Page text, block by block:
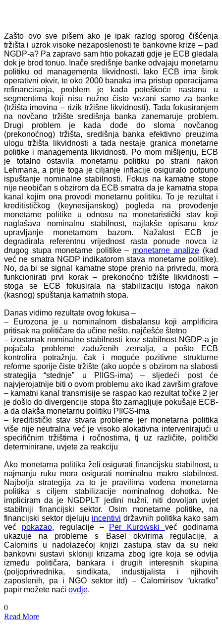
Zašto ovo sve pišem ako je ipak razlog sporog čišćenja
tržišta i uzrok visoke nezaposlenosti te bankovne krize – pad
NGDP-a? Pa zapravo sam htio pokazati gdje je ECB gledala
dok je brod tonuo. Inače središnje banke odvajaju monetarnu
politiku od managementa likvidnosti. Iako ECB ima širok
operativni okvir, te oko 2000 banaka ima pristup operacijama
refinanciranja, problem je kada poteškoće nastanu u
segmentima koji nisu nužno čisto vezani samo za banke
(tržišta imovina – rizik tržišne likvidnosti). Tada fokusiranjem
na novčano tržište središnja banka zanemaruje problem.
Drugi problem je kada dođe do sloma novčanog
(prekonoćnog) tržišta, središnja banka efektivno preuzima
ulogu tržišta likvidnosti a tada nestaje granica monetarne
politike i managementa likvidnosti. Po mom mišljenju, ECB
je totalno ostavila monetarnu politiku po strani nakon
Lehmana, a prije toga je ciljanje inflacije osiguralo potpuno
ispuštanje nominalne stabilnosti. Fokus na kamatne stope
nije neobičan s obzirom da ECB smatra da je kamatna stopa
kanal kojim ona provodi monetarnu politiku. To je rezultat i
kreditističkog (keynesijanskog) pogleda na provođenje
monetarne politike u odnosu na monetaristički stav koji
naglašava nominalnu stabilnost, najlakše opisanu kroz
upravljanje monetarnom bazom. Nažalost ECB je
degradirala referentnu vrijednost rasta ponude novca iz
drugog stupa monetarne politike – monetarne analize (kad
već ne smatra NGDP indikatorom stava monetarne politike).
No, da bi se signal kamatne stope prenio na privredu, mora
funkcionirati prvi korak – prekonoćno tržište likvidnosti –
stoga se ECB fokusirala na stabilizaciju istoga nakon
(kasnog) spuštanja kamatnih stopa.
Danas vidimo rezultate ovog fokusa –
– Eurozona je u nominalnom disbalansu koji amplificira
pritisak na političare da učine nešto, najčešće štetno
– izostanak nominalne stabilnosti kroz stabilnost NGDP-a je
pojačala probleme zaduženih zemalja, a pošto ECB
kontrolira potražnju, čak i moguće pozitivne strukturne
reforme sporije čiste tržište (ako uopće s obzirom na slabosti
strategija “stednje” u PIIGS-ima) – sljedeći post će
najvjerojatnije biti o ovom problemu ako ikad završim grafove
– kamatni kanal transmisije se raspao kao rezultat točke 2 jer
je došlo do divergencije stopa što zamagljuje pokušaje ECB-
a da olakša monetarnu politiku PIIGS-ima
– kreditistički stav stvara probleme jer monetarna politika
više nije neutralna već je visoko alokativna intervenirajući u
specifičnim tržištima i ročnostima, tj uz različite, politički
determinirane, uvjete za reakciju
Ako monetarna politika želi osigurati financijsku stabilnost, u
najmanju ruku mora osigurati nominalnu makro stabilnost.
Najbolja strategija za to je pravilima vođena monetarna
politika s ciljem stabilizacije nominalnog dohotka. Ne
impliciram da je NGDPLT jedini nužni, niti dovoljan uvjet
stabilniji financijski sektor. Osim monetarne politike, na
financijski sektor djeluju incentivi državnih politika kako sam
već pokazao, regulacije – Per Kurowskiveć godinama
ukazuje na probleme s Basel okvirima regulacije, a
Calomiris u nadolazećoj knjizi zastupa stav da su neki
bankovni sustavi skloniji krizama zbog igre koja se odvija
između političara, bankara i drugih interesnih skupina
(poljoprivrednika, sindikata, industijalista i njihovih
zaposlenih, pa i NGO sektor itd) – Calomirisov “ukratko”
papir možete naći ovdje.
0
Read More